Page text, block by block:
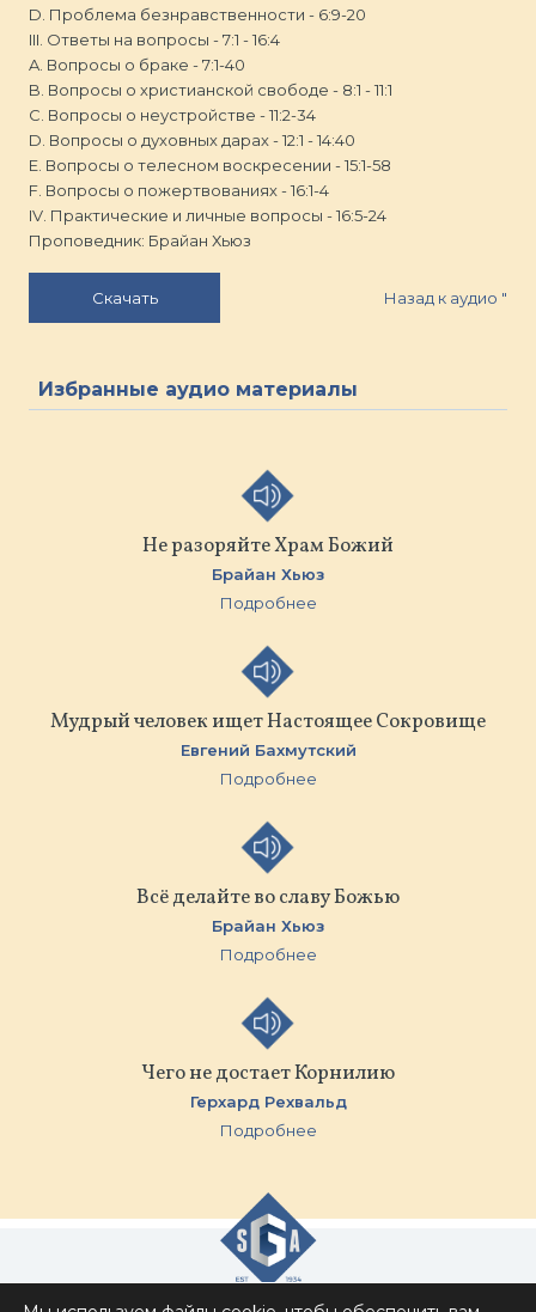
D. Проблема безнравственности - 6:9-20
III. Ответы на вопросы - 7:1 - 16:4
A. Вопросы о браке - 7:1-40
B. Вопросы о христианской свободе - 8:1 - 11:1
C. Вопросы о неустройстве - 11:2-34
D. Вопросы о духовных дарах - 12:1 - 14:40
E. Вопросы о телесном воскресении - 15:1-58
F. Вопросы о пожертвованиях - 16:1-4
IV. Практические и личные вопросы - 16:5-24
Проповедник: Брайан Хьюз
Скачать Назад к аудио "
Избранные аудио материалы
Не разоряйте Храм Божий
Брайан Хьюз
Подробнее
Мудрый человек ищет Настоящее Сокровище
Евгений Бахмутский
Подробнее
Всё делайте во славу Божью
Брайан Хьюз
Подробнее
Чего не достает Корнилию
Герхард Рехвальд
Подробнее